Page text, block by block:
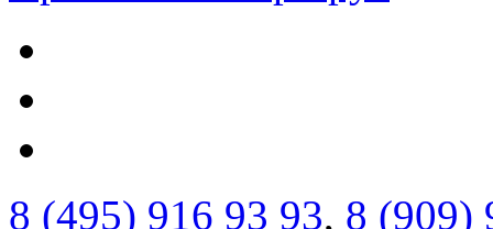
8 (495) 916 93 93, 8 (909)